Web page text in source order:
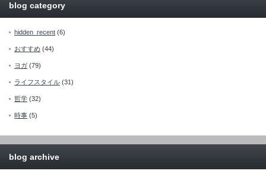
blog category
hidden_recent (6)
おすすめ (44)
ヨガ (79)
ライフスタイル (31)
哲学 (32)
時事 (5)
blog archive